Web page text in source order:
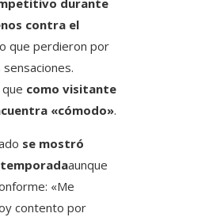
durante
contra el
que perdieron por
como visitante
«cómodo».
se mostró
aunque
«Me
contento por